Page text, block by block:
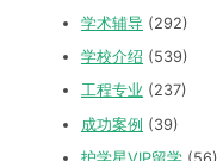
学术辅导 (292)
学校介绍 (539)
工程专业 (237)
成功案例 (39)